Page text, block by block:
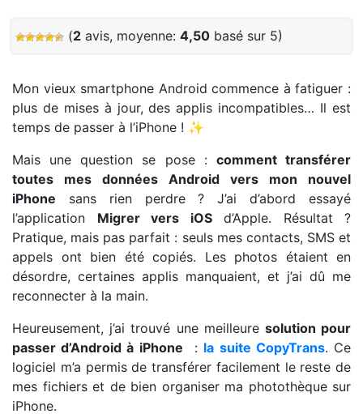
(2 avis, moyenne:4,50 basé sur 5)
Mon vieux smartphone Android commence à fatiguer :
plus de mises à jour, des applis incompatibles… Il est
temps de passer à l’iPhone ! ✨
Mais une question se pose : comment transférer
toutes mes données Android vers mon nouvel
iPhone sans rien perdre ? J’ai d’abord essayé
l’application Migrer vers iOSd’Apple. Résultat ?
Pratique, mais pas parfait : seuls mes contacts, SMS et
appels ont bien été copiés. Les photos étaient en
désordre, certaines applis manquaient, et j’ai dû me
reconnecter à la main.
Heureusement, j’ai trouvé une meilleure solution pour
passer d’Android à iPhone : la suite CopyTrans. Ce
logiciel m’a permis de transférer facilement le reste de
mes fichiers et de bien organiser ma photothèque sur
iPhone.